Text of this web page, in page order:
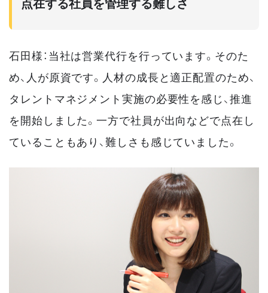
石田様：当社は営業代行を行っています。そのた
め、人が原資です。人材の成長と適正配置のため、
タレントマネジメント実施の必要性を感じ、推進
を開始しました。一方で社員が出向などで点在し
ていることもあり、難しさも感じていました。